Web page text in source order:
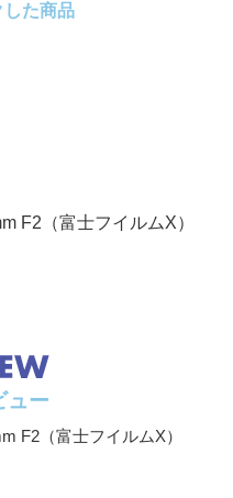
した商品
F2（富士フイルムX）
ュー
F2（富士フイルムX）